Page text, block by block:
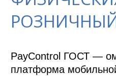
PayControl ГОСТ —
платформа